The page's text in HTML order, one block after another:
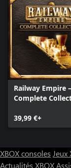
Railway Empire –
Complete
39,99 €+
XBOX consoles Jeux
Actualités XBOX